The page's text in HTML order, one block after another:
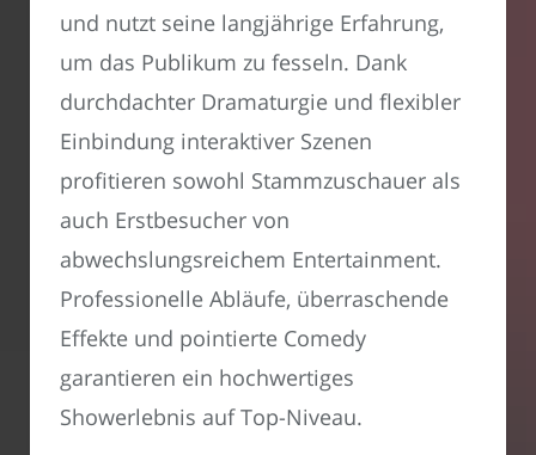
und nutzt seine langjährige Erfahrung,
um das Publikum zu fesseln. Dank
durchdachter Dramaturgie und flexibler
Einbindung interaktiver Szenen
profitieren sowohl Stammzuschauer als
auch Erstbesucher von
abwechslungsreichem Entertainment.
Professionelle Abläufe, überraschende
Effekte und pointierte Comedy
garantieren ein hochwertiges
Showerlebnis auf Top-Niveau.